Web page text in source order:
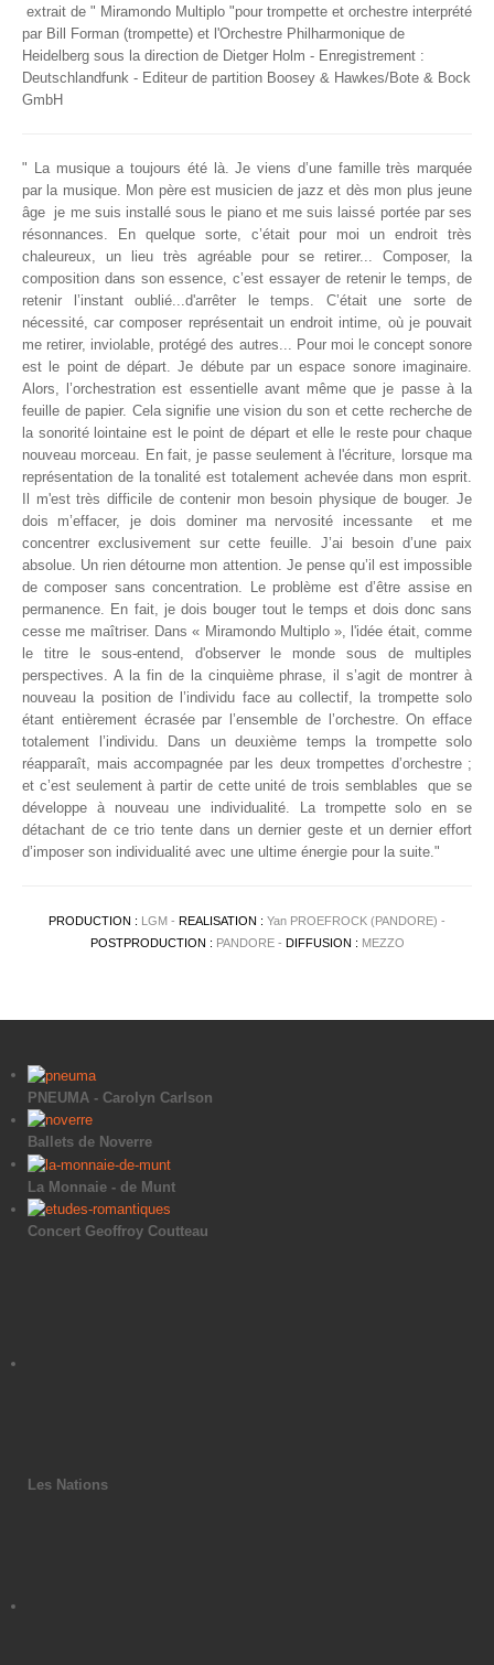
extrait de " Miramondo Multiplo "pour trompette et orchestre interprété
par Bill Forman (trompette) et l'Orchestre Philharmonique de
Heidelberg sous la direction de Dietger Holm - Enregistrement :
Deutschlandfunk - Editeur de partition Boosey & Hawkes/Bote & Bock
GmbH
" La musique a toujours été là. Je viens d’une famille très marquée
par la musique. Mon père est musicien de jazz et dès mon plus jeune
âge je me suis installé sous le piano et me suis laissé portée par ses
résonnances. En quelque sorte, c’était pour moi un endroit très
chaleureux, un lieu très agréable pour se retirer... Composer, la
composition dans son essence, c’est essayer de retenir le temps, de
retenir l’instant oublié...d'arrêter le temps. C’était une sorte de
nécessité, car composer représentait un endroit intime, où je pouvait
me retirer, inviolable, protégé des autres... Pour moi le concept sonore
est le point de départ. Je débute par un espace sonore imaginaire.
Alors, l’orchestration est essentielle avant même que je passe à la
feuille de papier. Cela signifie une vision du son et cette recherche de
la sonorité lointaine est le point de départ et elle le reste pour chaque
nouveau morceau. En fait, je passe seulement à l'écriture, lorsque ma
représentation de la tonalité est totalement achevée dans mon esprit.
Il m'est très difficile de contenir mon besoin physique de bouger. Je
dois m’effacer, je dois dominer ma nervosité incessante et me
concentrer exclusivement sur cette feuille. J’ai besoin d’une paix
absolue. Un rien détourne mon attention. Je pense qu’il est impossible
de composer sans concentration. Le problème est d’être assise en
permanence. En fait, je dois bouger tout le temps et dois donc sans
cesse me maîtriser. Dans « Miramondo Multiplo », l'idée était, comme
le titre le sous-entend, d'observer le monde sous de multiples
perspectives. A la fin de la cinquième phrase, il s’agit de montrer à
nouveau la position de l’individu face au collectif, la trompette solo
étant entièrement écrasée par l’ensemble de l’orchestre. On efface
totalement l’individu. Dans un deuxième temps la trompette solo
réapparaît, mais accompagnée par les deux trompettes d’orchestre ;
et c’est seulement à partir de cette unité de trois semblables que se
développe à nouveau une individualité. La trompette solo en se
détachant de ce trio tente dans un dernier geste et un dernier effort
d’imposer son individualité avec une ultime énergie pour la suite."
PRODUCTION : LGM - REALISATION : Yan PROEFROCK (PANDORE) -
POSTPRODUCTION : PANDORE - DIFFUSION : MEZZO
PNEUMA - Carolyn Carlson
Ballets de Noverre
La Monnaie - de Munt
Concert Geoffroy Coutteau
Les Nations